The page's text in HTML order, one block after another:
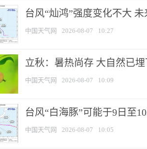
台风“灿鸿”强度变化不大
中国天气网 2026-08-07 10:27
立秋：暑热尚存 大自然已
中国天气网 2026-08-07 10:09
台风“白海豚”可能于9日至
中国天气网 2026-08-07 10:05